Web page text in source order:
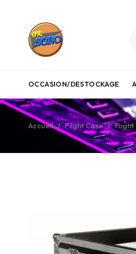
OCCASION/DESTOCKAGE
Accueil / Filght Case / Flight